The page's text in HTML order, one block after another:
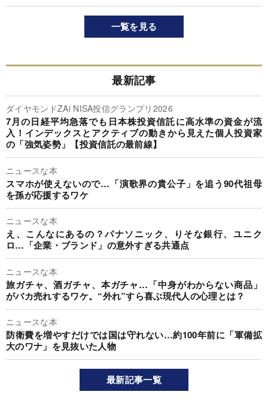
一覧を見る
最新記事
ダイヤモンドZAi NISA投信グランプリ2026
7月の日経平均急落でも日本株投資信託に高水準の資金が流
入！インデックスとアクティブの動きから見えた個人投資家
の「強気姿勢」【投資信託の最前線】
ニュースな本
スマホが使えないので…「演歌界の貴公子」を追う90代祖母
を孫が応援するワケ
ニュースな本
え、こんなにあるの？パナソニック、りそな銀行、ユニク
ロ…「企業・ブランド」の意外すぎる共通点
ニュースな本
旅ガチャ、酒ガチャ、本ガチャ…「中身がわからない商品」
がバカ売れするワケ。“外れ”すら喜ぶ現代人の心理とは？
ニュースな本
防衛費を増やすだけでは国は守れない…約100年前に「軍備拡
大のワナ」を見抜いた人物
最新記事一覧